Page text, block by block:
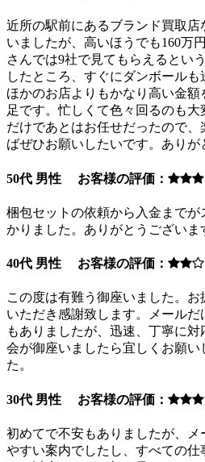
近所の駅前にあるブランド買取店
いましたが、高いほうでも160万
さんでは9社で見てもらえるとい
したところ、すぐにダンボール
ほかのお店よりもかなり高い金
足です。忙しくて色々回るのも
だけであとはお任せだったので
ばぜひお願いしたいです。ありが
50代 男性 お客様の評価：
梱包セットの依頼から入金まで
かりました。ありがとうございま
40代 男性 お客様の評価：
この度は有難う御座いました。
いただき感謝致します。メール
もありましたが、迅速、丁寧に
会が御座いましたら宜しくお願
た。
30代 男性 お客様の評価：
初めてで不安もありましたが、メ
やすい案内でしたし、すべての